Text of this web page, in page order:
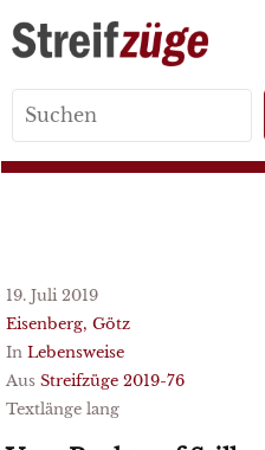
for:
19. Juli 2019
Eisenberg, Götz
In Lebensweise
Aus Streifzüge 2019-76
Textlänge lang